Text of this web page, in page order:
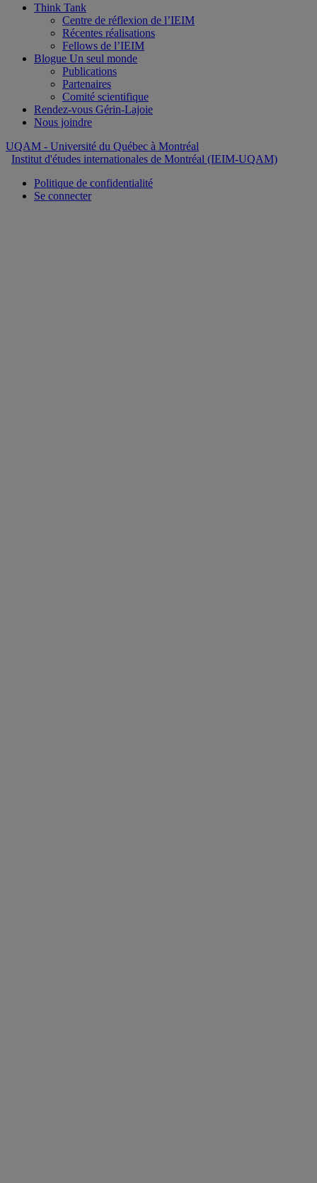
Think Tank
Centre de réflexion de l’IEIM
Récentes réalisations
Fellows de l’IEIM
Blogue Un seul monde
Publications
Partenaires
Comité scientifique
Rendez-vous Gérin-Lajoie
Nous joindre
UQAM - Université du Québec à Montréal
Institut d'études internationales de Montréal (IEIM-UQAM)
Politique de confidentialité
Se connecter